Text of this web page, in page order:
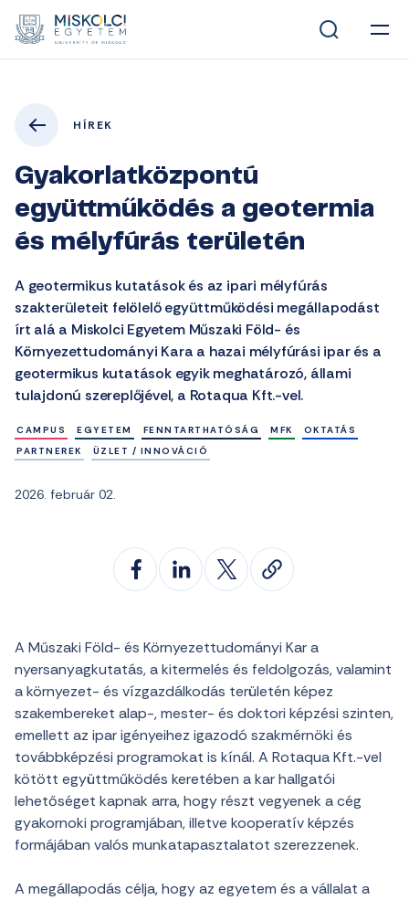
HÍREK
Gyakorlatközpontú
együttműködés a geotermia
és mélyfúrás területén
A geotermikus kutatások és az ipari mélyfúrás
szakterületeit felölelő együttműködési megállapodást
írt alá a Miskolci Egyetem Műszaki Föld- és
Környezettudományi Kara a hazai mélyfúrási ipar és a
geotermikus kutatások egyik meghatározó, állami
tulajdonú szereplőjével, a Rotaqua Kft.-vel.
CAMPUS EGYETEM FENNTARTHATÓSÁG MFK
OKTATÁS
PARTNEREK
ÜZLET / INNOVÁCIÓ
2026. február 02.
A Műszaki Föld- és Környezettudományi Kar a
nyersanyagkutatás, a kitermelés és feldolgozás, valamint
a környezet- és vízgazdálkodás területén képez
szakembereket alap-, mester- és doktori képzési szinten,
emellett az ipar igényeihez igazodó szakmérnöki és
továbbképzési programokat is kínál. A Rotaqua Kft.-vel
kötött együttműködés keretében a kar hallgatói
lehetőséget kapnak arra, hogy részt vegyenek a cég
gyakornoki programjában, illetve kooperatív képzés
formájában valós munkatapasztalatot szerezzenek.
A megállapodás célja, hogy az egyetem és a vállalat a